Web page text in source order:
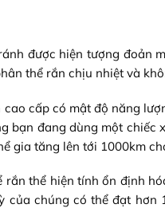
được hiện tượng đoản
thể rắn chịu nhiệt và
cấp có mật độ năng
bạn đang dùng một
gia tăng lên tới 1000km
rắn thể hiện tính ổn định
của chúng có thể đạt